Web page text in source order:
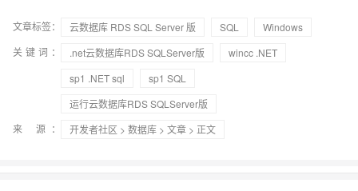
文章标签： 云数据库 RDS SQL Server 版 SQL
Windows
关键词：
.net云数据库RDS SQLServer版
wincc .NET
sp1 .NET sql
sp1 SQL
运行云数据库RDS SQLServer版
来 源：
开发者社区 > 数据库 > 文章 > 正文